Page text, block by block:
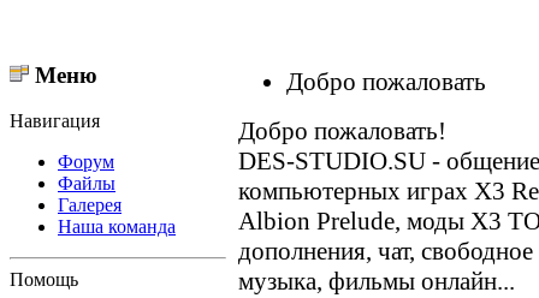
Меню
Навигация
Форум
Файлы
Галерея
Наша команда
Помощь
Добро пожаловать
Добро пожаловать!
DES-STUDIO.SU - общение
компьютерных играх X3
Albion Prelude, моды X3
дополнения, чат,
музыка, фильмы онлайн...